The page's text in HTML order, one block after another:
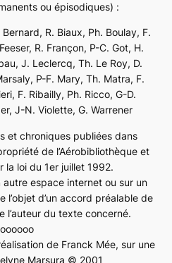
ou épisodiques) :
R. Biaux, Ph. Boulay, F.
R. Françon, P-C. Got, H.
J. Leclercq, Th. Le Roy, D.
P-F. Mary, Th. Matra, F.
F. Ribailly, Ph. Ricco, G-D.
J-N. Violette, G. Warrener
et chroniques publiées dans
de l’Aérobibliothèque et
la loi du 1er juillet 1992.
espace internet ou sur un
d’un accord préalable de
l’auteur du texte concerné.
de Franck Mée, sur une
Marsura © 2001